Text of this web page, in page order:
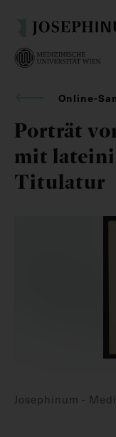
Online-
Porträt
mit
Titulatur
Josephinum -